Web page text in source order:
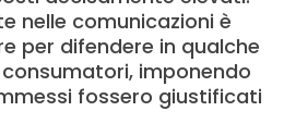
nelle comunicazioni è
per difendere in qualche
imponendo
fossero giustificati